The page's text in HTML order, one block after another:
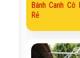
Bánh Canh
Rẻ